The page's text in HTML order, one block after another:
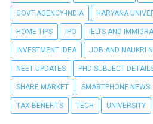
GOVT.AGENCY-INDIA HARYANA
HOME TIPS IPO IELTS AND
INVESTMENT IDEA JOB AND NAUKRI
NEET UPDATES PHD SUBJECT
SHARE MARKET SMARTPHONE NEWS
TAX BENEFITS TECH UNIVERSITY